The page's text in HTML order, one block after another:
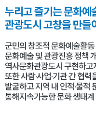
누리고 즐기는 문화예
관광도시 고창을 만들
군민의 창조적 문화예술활
문화예술 및 관광진흥 정책
역사문화관광도시 구현하고
또한 사람·사업·기관 간 협
발굴하고 지역 내 인적·물적
통해지속가능한 문화 생태